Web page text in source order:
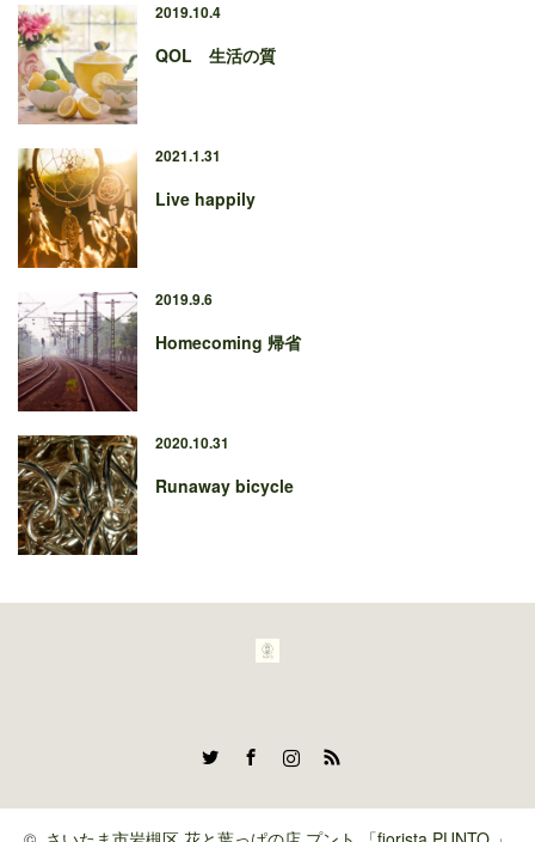
2019.10.4
QOL 生活の質
2021.1.31
Live happily
2019.9.6
Homecoming 帰省
2020.10.31
Runaway bicycle
RSS